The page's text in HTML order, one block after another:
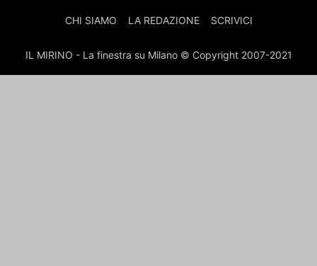
CHI SIAMO LA REDAZIONE SCRIVICI
IL MIRINO - La finestra su Milano © Copyright 2007-2021